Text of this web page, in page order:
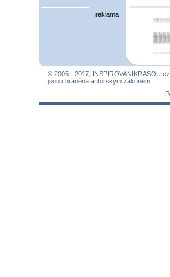
reklama
© 2005 - 2017,
jsou chráněna autorským zákonem.